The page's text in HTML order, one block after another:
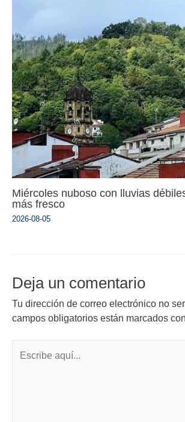
Miércoles nuboso con lluvias
más fresco
2026-08-05
Deja un comentario
Tu dirección de correo electrónico no
campos obligatorios están marcados con